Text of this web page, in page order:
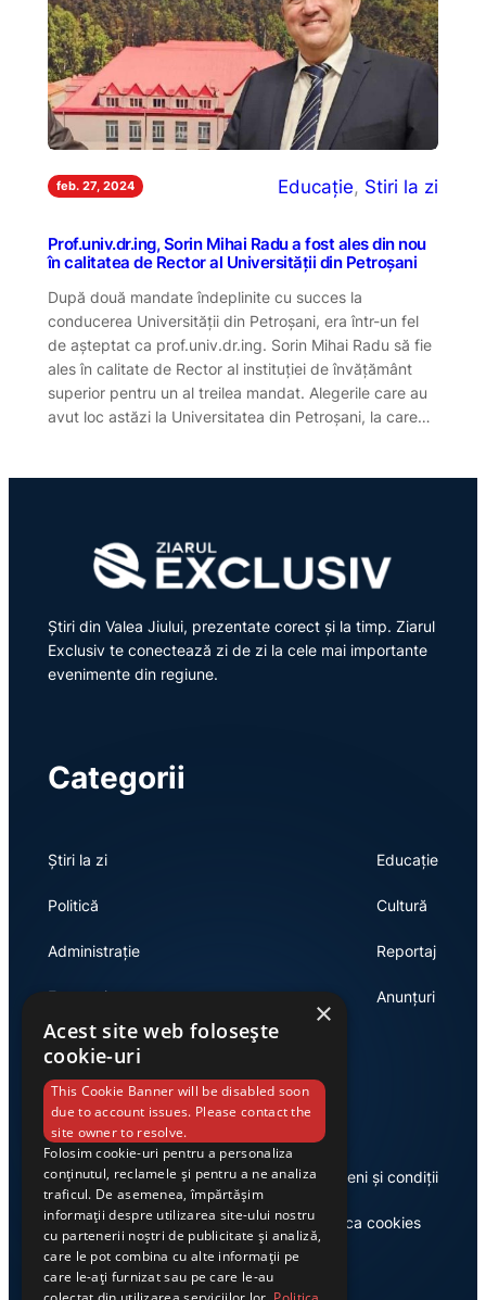
feb. 27, 2024 Educație, Stiri la zi
Prof.univ.dr.ing, Sorin Mihai Radu a fost ales din nou
în calitatea de Rector al Universității din Petroșani
După două mandate îndeplinite cu succes la
conducerea Universității din Petroșani, era într-un fel
de așteptat ca prof.univ.dr.ing. Sorin Mihai Radu să fie
ales în calitate de Rector al instituției de învățământ
superior pentru un al treilea mandat. Alegerile care au
avut loc astăzi la Universitatea din Petroșani, la care…
Știri din Valea Jiului, prezentate corect și la timp. Ziarul
Exclusiv te conectează zi de zi la cele mai importante
evenimente din regiune.
Categorii
Știri la zi
Politică
Administrație
Economie
Educație
Cultură
Reportaj
Anunțuri
Link-uri utile
Despre noi
Casa de editură Exclusiv
Termeni și condiții
Politica cookies
×
Acest site web folosește
cookie-uri
This Cookie Banner will be disabled soon
due to account issues. Please contact the
site owner to resolve.
Folosim cookie-uri pentru a personaliza
conținutul, reclamele și pentru a ne analiza
traficul. De asemenea, împărtășim
informații despre utilizarea site-ului nostru
cu partenerii noștri de publicitate și analiză,
care le pot combina cu alte informații pe
care le-ați furnizat sau pe care le-au